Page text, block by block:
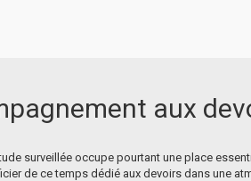
aux
surveillée occupe pourtant une place
de ce temps dédié aux devoirs dans une